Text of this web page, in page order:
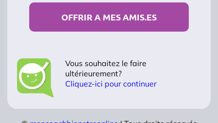
OFFRIR A MES AMIS.ES
Vous souhaitez le faire
ultérieurement?
Cliquez-ici pour continuer